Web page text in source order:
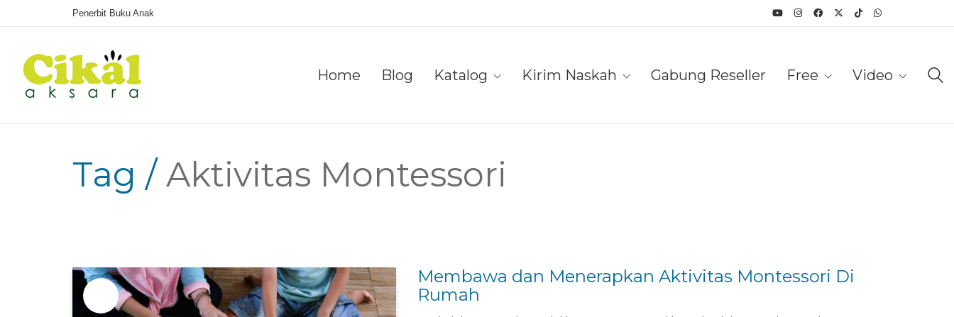
Penerbit Buku Anak
Home Blog Katalog Kirim Naskah Gabung Reseller Free Video
Tag / Aktivitas Montessori
Membawa dan Menerapkan Aktivitas Montessori Di
Rumah